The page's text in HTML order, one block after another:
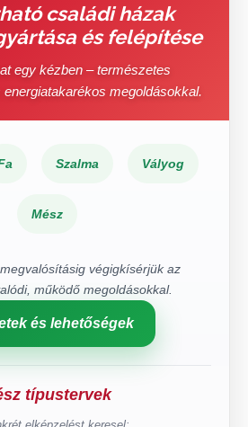
családi házak
és felépítése
egy kézben – természetes
megoldásokkal.
Szalma Vályog
Mész
végigkísérjük az
működő megoldásokkal.
és lehetőségek
típustervek